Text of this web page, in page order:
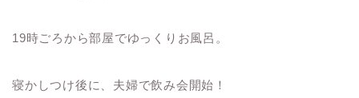
19時ごろから部屋でゆっくりお風呂。
寝かしつけ後に、夫婦で飲み会開始！